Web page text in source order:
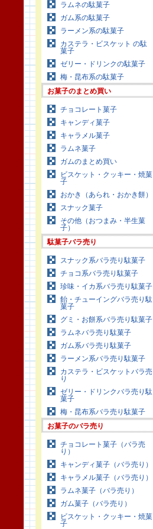
ラムネの駄菓子
ガム系の駄菓子
ラーメン系の駄菓子
カステラ・ビスケット の駄
菓子
ゼリー・ドリンクの駄菓子
梅・昆布系の駄菓子
お菓子のまとめ買い
チョコレート菓子
キャンディ菓子
キャラメル菓子
ラムネ菓子
ガムのまとめ買い
ビスケット・クッキー・焼菓
子
おかき（あられ・おかき餅）
スナック菓子
その他（おつまみ・半生菓
子）
駄菓子バラ売り
スナック系バラ売り駄菓子
チョコ系バラ売り駄菓子
珍味・イカ系バラ売り駄菓子
飴・チューイングバラ売り駄
菓子
グミ・お餅系バラ売り駄菓子
ラムネバラ売り駄菓子
ガム系バラ売り駄菓子
ラーメン系バラ売り駄菓子
カステラ・ビスケットバラ売
り
ゼリー・ドリンクバラ売り駄
菓子
梅・昆布系バラ売り駄菓子
お菓子のバラ売り
チョコレート菓子（バラ売
り）
キャンディ菓子（バラ売り）
キャラメル菓子（バラ売り）
ラムネ菓子（バラ売り）
ガム菓子（バラ売り）
ビスケット・クッキー・焼菓
子